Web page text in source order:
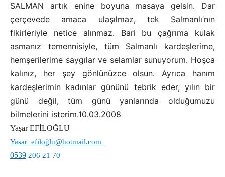
SALMAN artık enine boyuna masaya gelsin. Dar
çerçevede amaca ulaşılmaz, tek Salmanlı’nın
fikirleriyle netice alınmaz. Bari bu çağrıma kulak
asmanız temennisiyle, tüm Salmanlı kardeşlerime,
hemşerilerime saygılar ve selamlar sunuyorum. Hoşca
kalınız, her şey gönlünüzce olsun. Ayrıca hanım
kardeşlerimin kadınlar gününü tebrik eder, yılın bir
günü değil, tüm günü yanlarında olduğumuzu
bilmelerini isterim.10.03.2008
Yaşar EFİLOĞLU
Yasar_efiloğlu@hotmail.com
0539 206 21 70